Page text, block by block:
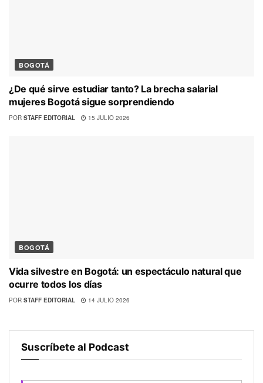
BOGOTÁ
¿De qué sirve estudiar tanto? La brecha salarial
mujeres Bogotá sigue sorprendiendo
POR STAFF EDITORIAL 15 JULIO 2026
BOGOTÁ
Vida silvestre en Bogotá: un espectáculo natural que
ocurre todos los días
POR STAFF EDITORIAL 14 JULIO 2026
Suscríbete al Podcast